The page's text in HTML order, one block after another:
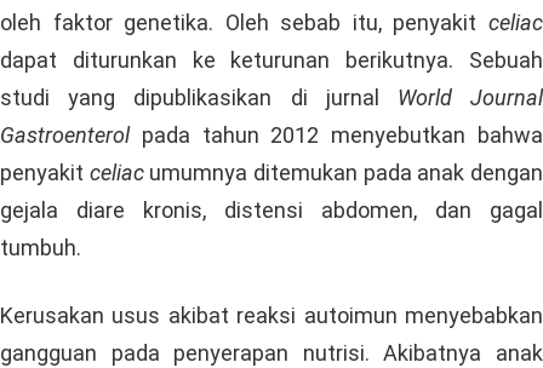
oleh faktor genetika. Oleh sebab itu, penyakit celiac
dapat diturunkan ke keturunan berikutnya. Sebuah
studi yang dipublikasikan di jurnal World Journal
Gastroenterolpada tahun 2012 menyebutkan bahwa
penyakit celiac umumnya ditemukan pada anak dengan
gejala diare kronis, distensi abdomen, dan gagal
tumbuh.
Kerusakan usus akibat reaksi autoimun menyebabkan
gangguan pada penyerapan nutrisi. Akibatnya anak